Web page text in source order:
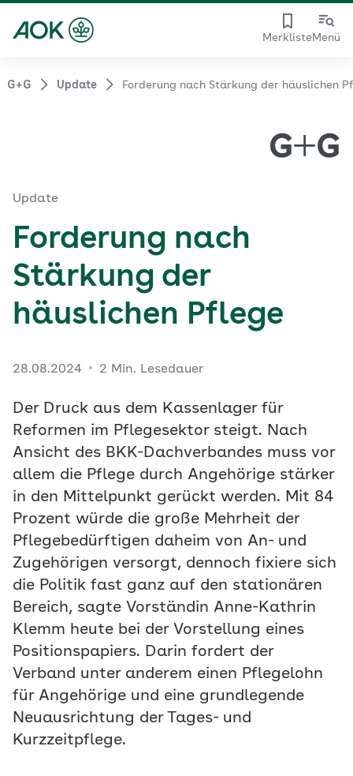
MerklisteMenü
G+G Update Forderung nach Stärkung der häuslichen
Update
Forderung nach
Stärkung der
häuslichen Pflege
28.08.2024 2 Min. Lesedauer
Der Druck aus dem Kassenlager für
Reformen im Pflegesektor steigt. Nach
Ansicht des BKK-Dachverbandes muss vor
allem die Pflege durch Angehörige stärker
in den Mittelpunkt gerückt werden. Mit 84
Prozent würde die große Mehrheit der
Pflegebedürftigen daheim von An- und
Zugehörigen versorgt, dennoch fixiere sich
die Politik fast ganz auf den stationären
Bereich, sagte Vorständin Anne-Kathrin
Klemm heute bei der Vorstellung eines
Positionspapiers. Darin fordert der
Verband unter anderem einen Pflegelohn
für Angehörige und eine grundlegende
Neuausrichtung der Tages- und
Kurzzeitpflege.